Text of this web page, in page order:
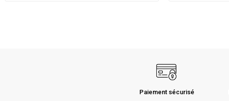
Paiement sécurisé